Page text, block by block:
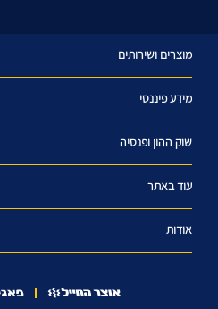
מוצרים ושירותים
מידע פיננסי
שוק ההון ופנסיה
עוד באתר
אודות